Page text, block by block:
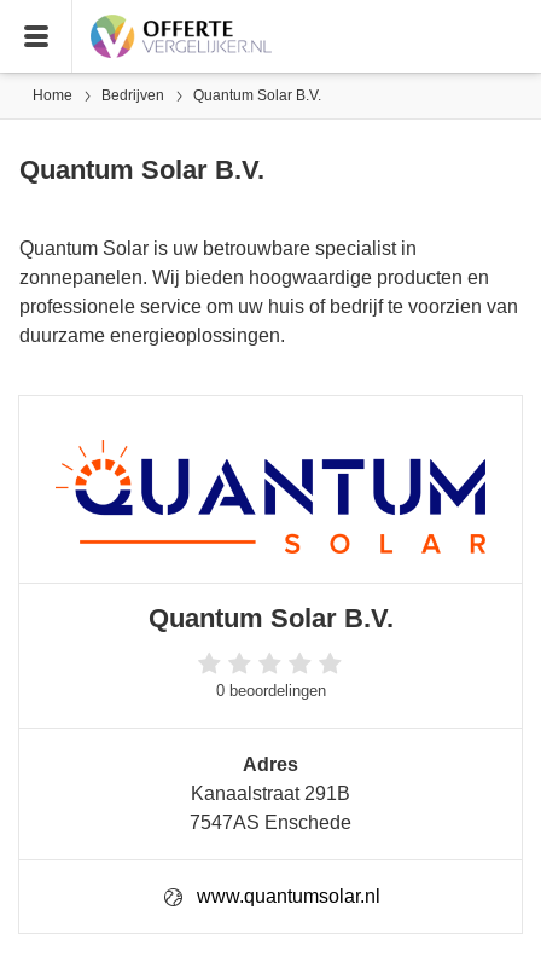
Home Bedrijven Quantum Solar B.V.
Quantum Solar B.V.
Quantum Solar is uw betrouwbare specialist in
zonnepanelen. Wij bieden hoogwaardige producten en
professionele service om uw huis of bedrijf te voorzien van
duurzame energieoplossingen.
Quantum Solar B.V.
0 beoordelingen
Adres
Kanaalstraat 291B
7547AS Enschede
www.quantumsolar.nl